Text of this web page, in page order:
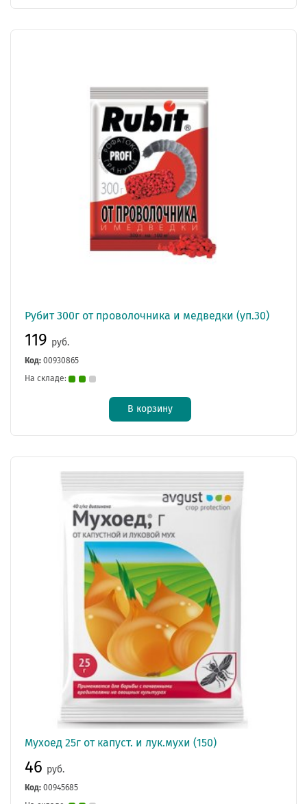
Рубит 300г от проволочника и медведки (уп.30)
119 руб.
Код: 00930865
На складе:
В корзину
Мухоед 25г от капуст. и лук.мухи (150)
46 руб.
Код: 00945685